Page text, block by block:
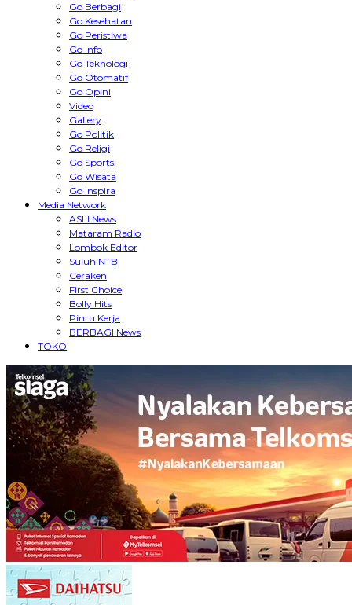
Go Berbagi
Go Kesehatan
Go Peristiwa
Go Info
Go Teknologi
Go Otomatif
Go Opini
Video
Gallery
Go Politik
Go Religi
Go Sports
Go Wisata
Go Inspira
Media Network
ASLI News
Mataram Radio
Lombok Editor
Suluh NTB
Ceraken
First Choice
Bolly Hits
Pintu Kerja
BERBAGI News
TOKO